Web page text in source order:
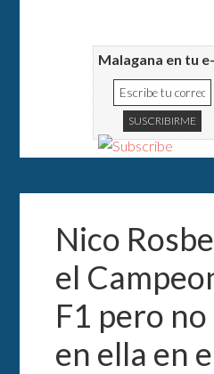
Malagana en tu
Nico
el
F1 pero
en ella en